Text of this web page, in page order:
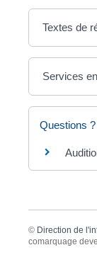
Textes de
Services
Questions
© Direction de
comarquage